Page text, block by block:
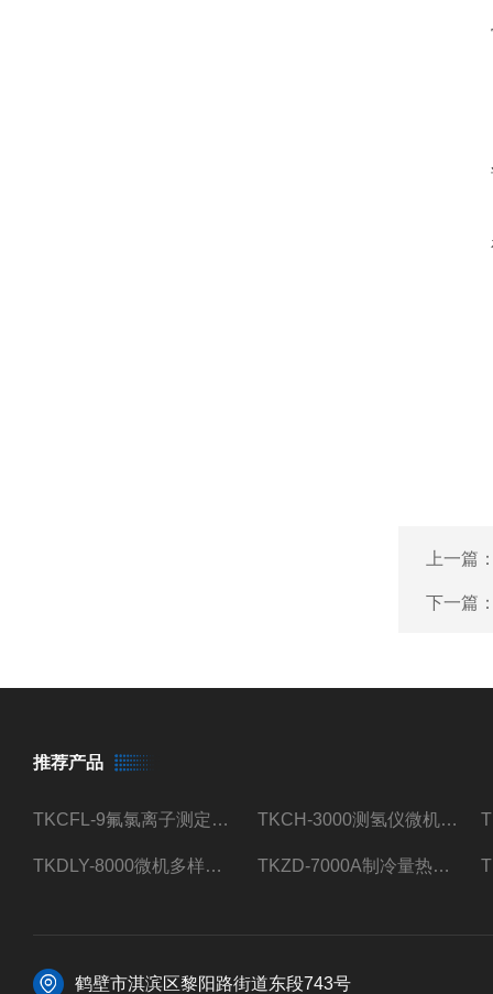
上一篇
下一篇
推荐产品
TKCFL-9氟氯离子测定仪自动煤质检测 TKCH-3000测氢仪微机氢元素测定煤质检测
TKDLY-8000微机多样测硫仪自动定硫仪化验室硫含量测定 TKZD-7000A制冷量热仪自动升降热值仪煤质检测
鹤壁市淇滨区黎阳路街道东段743号